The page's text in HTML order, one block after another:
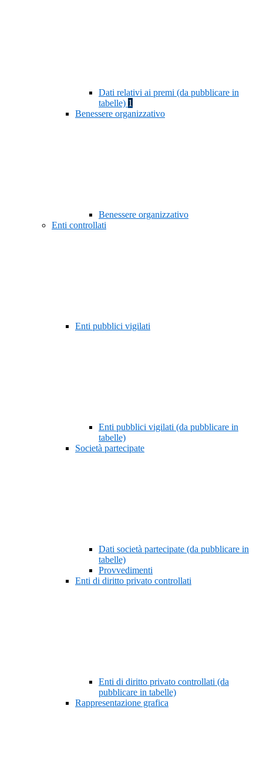
Dati relativi ai premi (da pubblicare in
tabelle) 1
Benessere organizzativo
Benessere organizzativo
Enti controllati
Enti pubblici vigilati
Enti pubblici vigilati (da pubblicare in
tabelle)
Società partecipate
Dati società partecipate (da pubblicare in
tabelle)
Provvedimenti
Enti di diritto privato controllati
Enti di diritto privato controllati (da
pubblicare in tabelle)
Rappresentazione grafica